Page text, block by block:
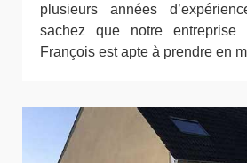
plusieurs années
sachez que notre entreprise
François est apte à prendre en